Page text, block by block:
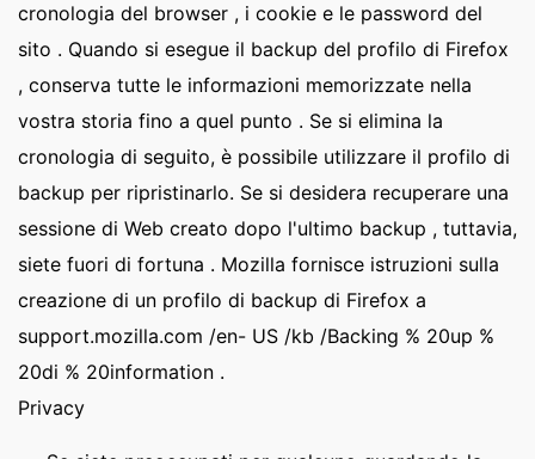
cronologia del browser , i cookie e le password del
sito . Quando si esegue il backup del profilo di Firefox
, conserva tutte le informazioni memorizzate nella
vostra storia fino a quel punto . Se si elimina la
cronologia di seguito, è possibile utilizzare il profilo di
backup per ripristinarlo. Se si desidera recuperare una
sessione di Web creato dopo l'ultimo backup , tuttavia,
siete fuori di fortuna . Mozilla fornisce istruzioni sulla
creazione di un profilo di backup di Firefox a
support.mozilla.com /en- US /kb /Backing % 20up %
20di % 20information .
Privacy